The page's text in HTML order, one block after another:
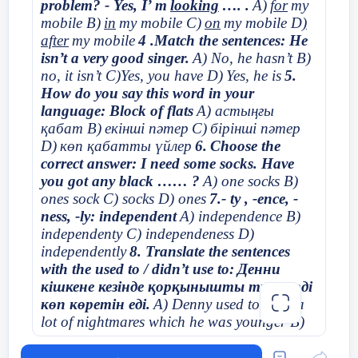
деңгейін көтере алады.
Telegram платформасының тиімділігі
Telegram – жылдам хабар алмасуға арналған
платформа, ол білім беру мақсатында да белсенді
түрде қолданылып жүр. Telegram оқытушы мен
студент арасындағы тиімді байланыс.Telegram
мессенджері білім беру мақсатында кеңінен
қолданылады. Бұл платформа студенттерге
дайындық топтарына қосылуға, оқытушылармен
тікелей байланысуға жəне əртүрлі материалдарға
тез қол жеткізуге мүмкіндік береді. Telegram
арналарында IELTS емтиханына арналған
көптеген тегін жəне ақылы сабақтар, дайындық
материалдары, тапсырмалар мен кеңестер
орналастырылады.
Telegram-ның артықшылықтары:
Жедел қолжетімділік: Студенттер дайындық
Кілт сөздер:
IELTS емтиханы, білім беру
платформалары, Telegram, YouTube, онлайн
дайындық, ағылшын тілі, емтиханға дайындық,
студенттер, тегін ресурстар, визуалды оқу.
Оқу процесін ұйымдастыру үшін барлық
оқытушылар мен студенттерге электронды
платформаларға қол жетімділік беріледі. Құрал
ретінде бейне сабақтар, дербес және онлайн
жұмыс, онлайн курстар және т.б. қолданылады.
Бізде бірнеше керемет жүйелер бар: "Bilimland",
"Google Classroom", "MOODLE", "Telegram",
"Platonus", "Youtube", "Daryn.online" және т.б.
«Coursera» платформасы сонымен қатар курстарға
кіруге мүмкіндік ашты, «ZOOM» қызметі сабақ
өткізуге ақысыз қол жетімділікті қамтамасыз етті»
деп Қазақстан Республикасының Білім және
ғылым министрі Асхат Аймагамбетов айтқандай
платформаларды қолдану арқылы оқу
поцесстерін ұйымдастыру тиімді болып саналады.
problem? - Yes, I’ m looking …. . A) for my
mobile B) in my mobile C)on my mobile D)
after my mobile4 .Match the sentences: He
isn’t a very good singer. A) No, he hasn’t B)
no, it isn’t C)Yes, you have D) Yes, he is5.
How do you say this word in your
language: Block of flatsA) астыңғы
қабат B)екінші пәтер C)бірінші пәтер
D)көп қабатты үйлер 6. Choose the
correct answer: I need some socks. Have
you got any black …… ? A) one socks B)
ones sock C) socks D) ones 7.- ty , -ence, -
ness, -ly: independentA) independence B)
independenty C) independeness D)
independently8. Translate the sentences
with the used to / didn’t use to: Денни
кішкене кезінде қорқынышты түстерді
көп көретін еді. A) Denny used to have a
lot of nightmares which he was younger B)
Denny don’t used to have a lot of nightmares